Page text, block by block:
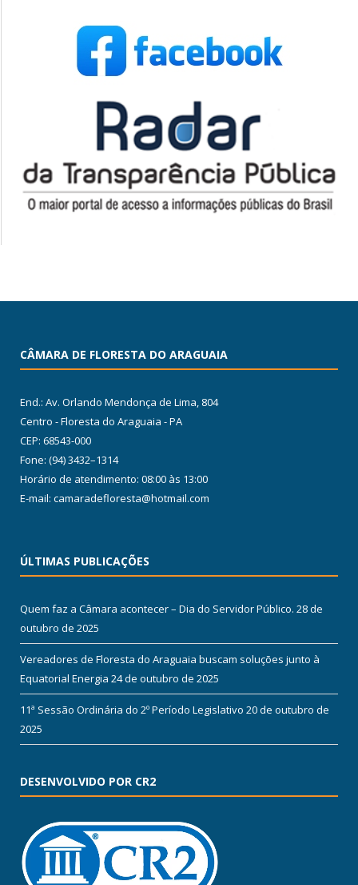
CÂMARA DE FLORESTA DO ARAGUAIA
End.: Av. Orlando Mendonça de Lima, 804
Centro - Floresta do Araguaia - PA
CEP: 68543-000
Fone: (94) 3432–1314
Horário de atendimento: 08:00 às 13:00
E-mail: camaradefloresta@hotmail.com
ÚLTIMAS PUBLICAÇÕES
Quem faz a Câmara acontecer – Dia do Servidor Público. 28 de
outubro de 2025
Vereadores de Floresta do Araguaia buscam soluções junto à
Equatorial Energia 24 de outubro de 2025
11ª Sessão Ordinária do 2º Período Legislativo 20 de outubro de
2025
DESENVOLVIDO POR CR2